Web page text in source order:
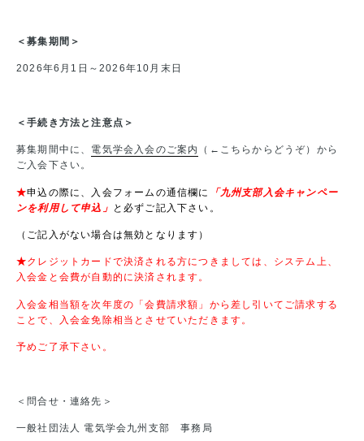
＜募集期間＞
2026年6月1日～2026年10月末日
＜手続き方法と注意点＞
募集期間中に、 電気学会入会のご案内
（←こちらからどうぞ）から
ご入会下さい。
★申込の際に、入会フォームの通信欄に
「九州支部入会キャンペー
ンを利用して申込」 と必ずご記入下さい。
（ご記入がない場合は無効となります）
★クレジットカードで決済される方につきましては、システム上、
入会金と会費が自動的に決済されます。
入会金相当額を次年度の「会費請求額」から差し引いてご請求する
ことで、入会金免除相当とさせていただきます。
予めご了承下さい。
＜問合せ・連絡先＞
一般社団法人 電気学会九州支部 事務局